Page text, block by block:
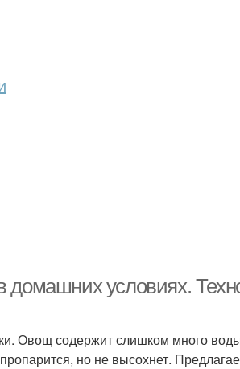
домашних условиях.
Овощ содержит слишком много
но не высохнет.